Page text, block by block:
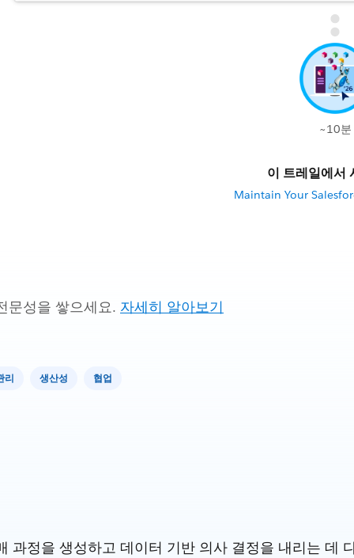
~10분
이 트레일에서
Maintain Your
문성을 쌓으세요. 자세히 알아보기
리 생산성 협업
과정을 생성하고 데이터 기반 의사 결정을 내리는 데